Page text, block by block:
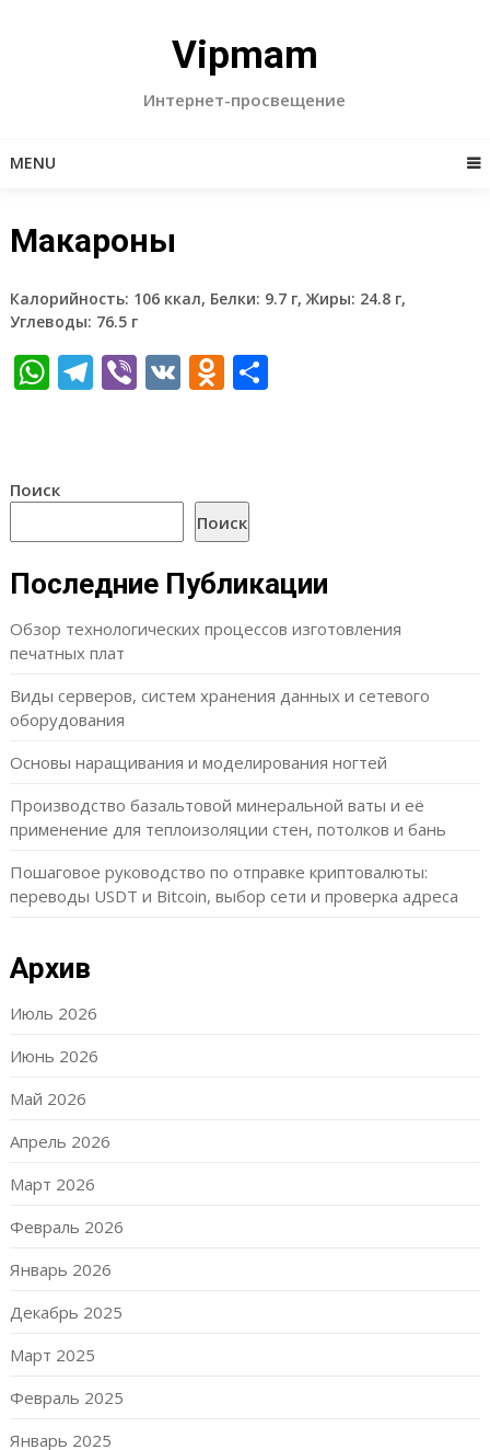
Vipmam
Интернет-просвещение
MENU
Макароны
Калорийность: 106 ккал, Белки: 9.7 г, Жиры: 24.8 г,
Углеводы: 76.5 г
WhatsApp
Telegram
Viber
VKOdnoklassniki
Отправить
Поиск
Поиск
Последние Публикации
Обзор технологических процессов изготовления
печатных плат
Виды серверов, систем хранения данных и сетевого
оборудования
Основы наращивания и моделирования ногтей
Производство базальтовой минеральной ваты и её
применение для теплоизоляции стен, потолков и бань
Пошаговое руководство по отправке криптовалюты:
переводы USDT и Bitcoin, выбор сети и проверка адреса
Архив
Июль 2026
Июнь 2026
Май 2026
Апрель 2026
Март 2026
Февраль 2026
Январь 2026
Декабрь 2025
Март 2025
Февраль 2025
Январь 2025